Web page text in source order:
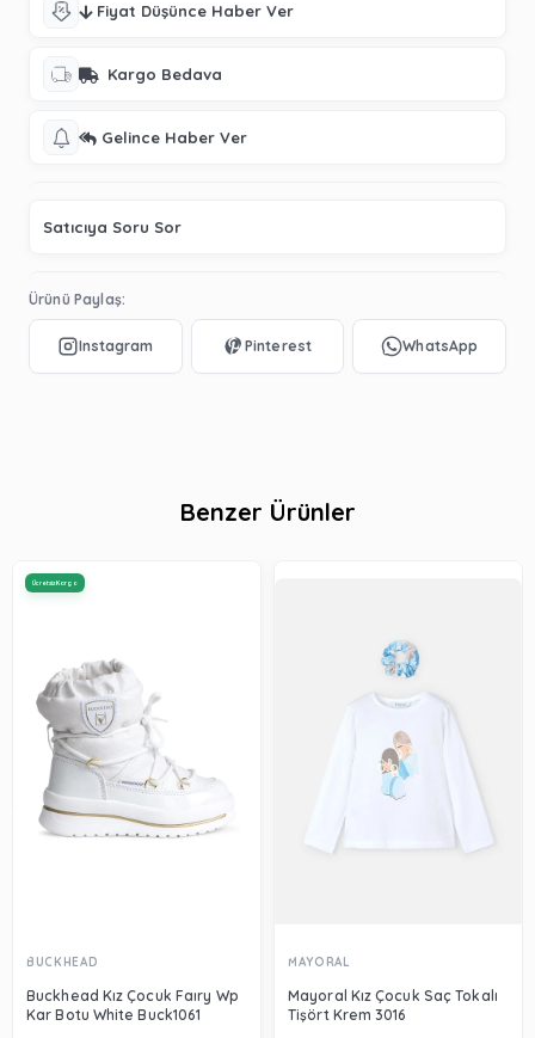
Fiyat Düşünce Haber Ver
Kargo Bedava
Gelince Haber Ver
Satıcıya Soru Sor
Ürünü Paylaş:
Benzer Ürünler
BUCKHEAD
Buckhead Kız Çocuk Faıry Wp
Kar Botu White Buck1061
Ücretsiz Kargo
MAYORAL
Mayoral Kız Çocuk Saç Tokalı
Tişört Krem 3016